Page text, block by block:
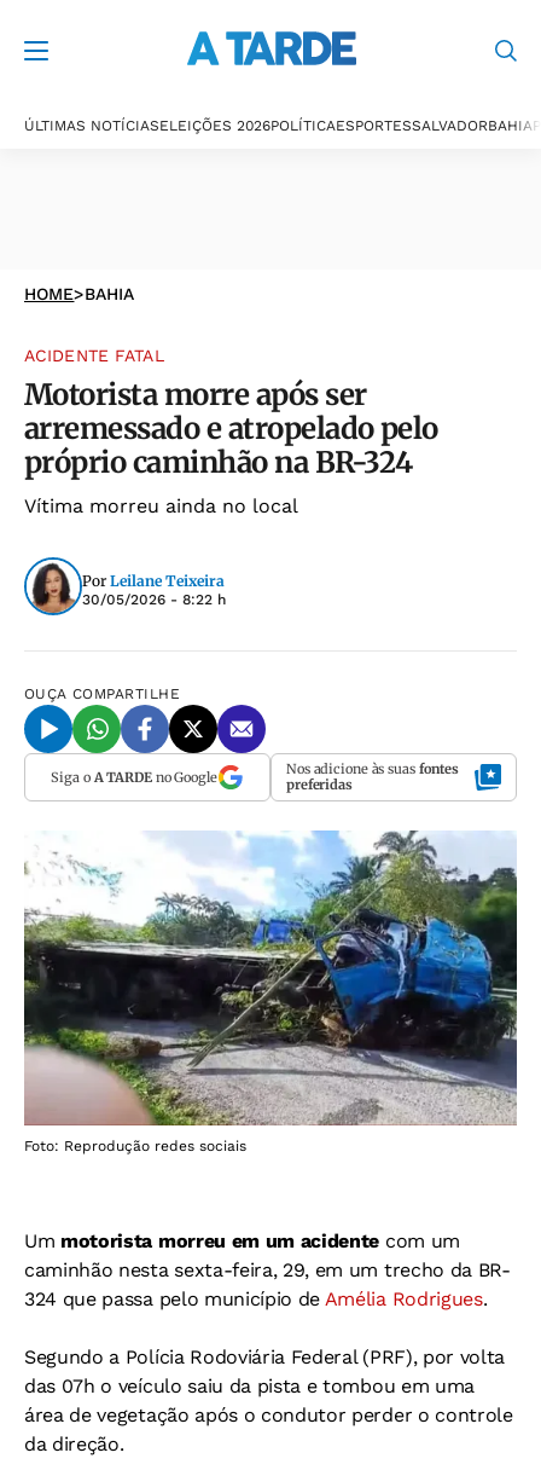
ÚLTIMAS NOTÍCIASELEIÇÕES 2026POLÍTICAESPORTESSALVADORBAHIA
HOME>BAHIA
ACIDENTE FATAL
Motorista morre após ser
arremessado e atropelado pelo
próprio caminhão na BR-324
Vítima morreu ainda no local
Por Leilane Teixeira
30/05/2026 - 8:22 h
OUÇA COMPARTILHE
Siga o A TARDEno Google Nos adicione às suas fontes
preferidas
Foto: Reprodução redes sociais
Um motorista morreu em um acidente com um
caminhão nesta sexta-feira, 29, em um trecho da BR-
324 que passa pelo município de Amélia Rodrigues.
Segundo a Polícia Rodoviária Federal (PRF), por volta
das 07h o veículo saiu da pista e tombou em uma
área de vegetação após o condutor perder o controle
da direção.